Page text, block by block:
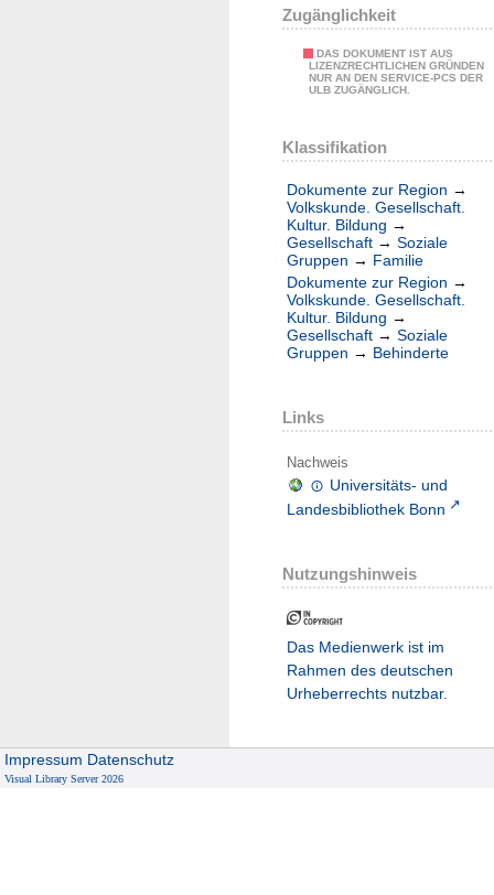
Zugänglichkeit
DAS DOKUMENT IST AUS
LIZENZRECHTLICHEN GRÜNDEN
NUR AN DEN SERVICE-PCS DER
ULB ZUGÄNGLICH.
Klassifikation
Dokumente zur Region →
Volkskunde. Gesellschaft.
Kultur. Bildung →
Gesellschaft → Soziale
Gruppen → Familie
Dokumente zur Region →
Volkskunde. Gesellschaft.
Kultur. Bildung →
Gesellschaft → Soziale
Gruppen → Behinderte
Links
Nachweis
Universitäts- und
Landesbibliothek Bonn
Nutzungshinweis
Das Medienwerk ist im
Rahmen des deutschen
Urheberrechts nutzbar.
Impressum Datenschutz
Visual Library Server 2026